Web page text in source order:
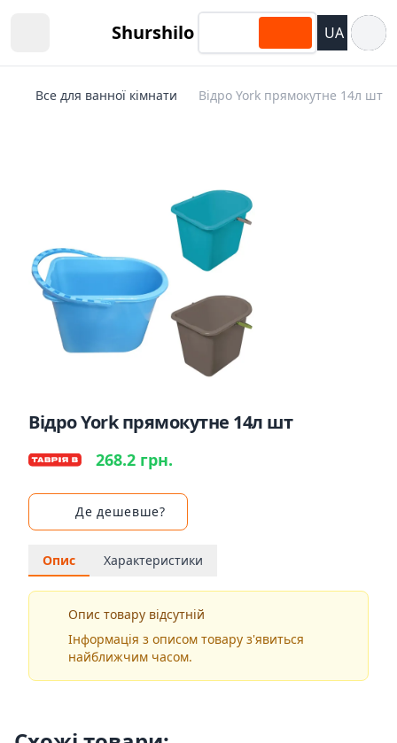
Shurshilo UA
Все для ванної кімнати Відро York прямокутне 14л шт
Відро York прямокутне 14л шт
268.2 грн.
Де дешевше?
Опис Характеристики
Опис товару відсутній
Інформація з описом товару з'явиться
найближчим часом.